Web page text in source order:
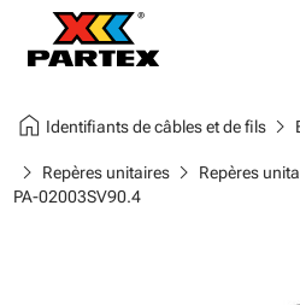
home Identifiants de câbles et de filschevron_right
chevron_right Repères unitaireschevron_right Repères
PA-02003SV90.4